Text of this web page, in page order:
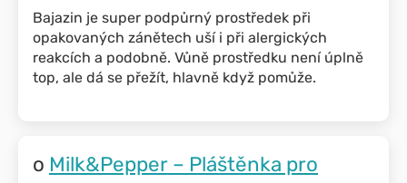
Bajazin je super podpůrný prostředek při
opakovaných zánětech uší i při alergických
reakcích a podobně. Vůně prostředku není úplně
top, ale dá se přežít, hlavně když pomůže.
Milk&Pepper – Pláštěnka pro